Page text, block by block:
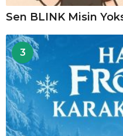
Sen BLINK Misin
3